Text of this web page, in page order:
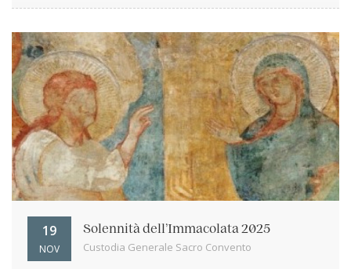
19
NOV
Solennità dell’Immacolata 2025
Custodia Generale Sacro Convento